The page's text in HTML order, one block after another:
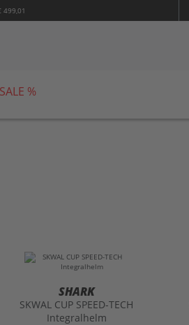
SAISON10
499,01
SALE %
SHARK
SKWAL CUP SPEED-TECH
Integralhelm